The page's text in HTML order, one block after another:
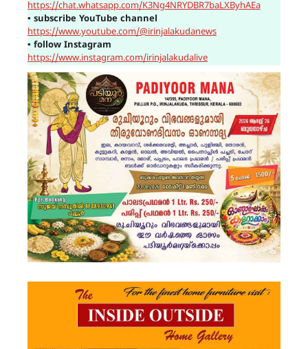
https://chat.whatsapp.com/K3Ng4NRYDBR7baLXByhAEa
▪ subscribe YouTube channel
https://www.youtube.com/@irinjalakudanews
▪ follow Instagram
https://www.instagram.com/irinjalakudalive